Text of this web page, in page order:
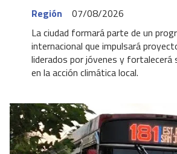
Región
07/08/2026
La ciudad formará parte de un
internacional que impulsará
liderados por jóvenes y fortalecerá
en la acción climática local.